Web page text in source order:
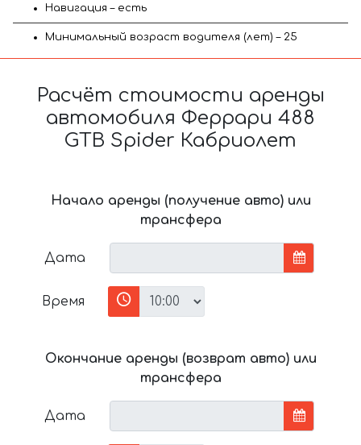
Навигация – есть
Минимальный возраст водителя (лет) – 25
Расчёт стоимости аренды
автомобиля Феррари 488
GTB Spider Кабриолет
Начало аренды (получение авто) или
трансфера
Дата
Время
Окончание аренды (возврат авто) или
трансфера
Дата